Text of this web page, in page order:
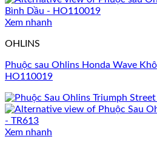
Xem nhanh
OHLINS
Phuộc sau Ohlins Honda Wave
HO110019
Xem nhanh